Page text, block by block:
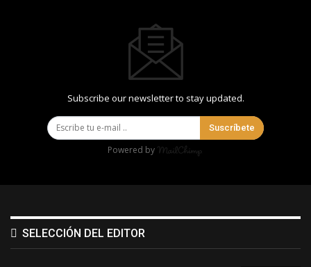
Subscribe our newsletter to stay updated.
Suscríbete
Powered by
SELECCIÓN DEL EDITOR